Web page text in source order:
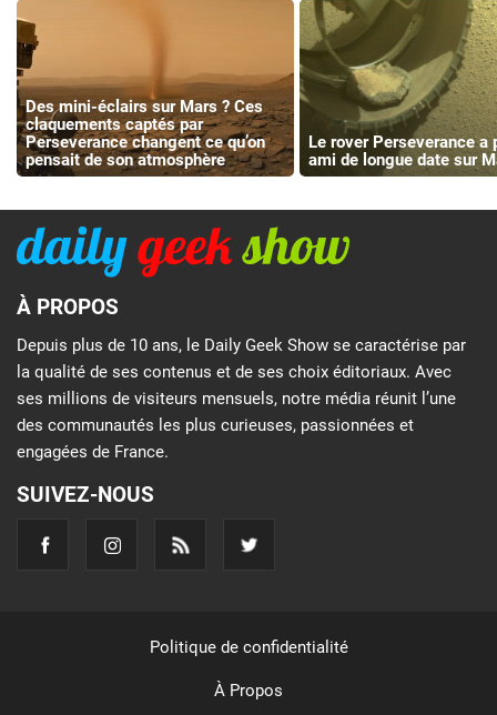
Des mini-éclairs sur Mars ? Ces
claquements captés par
Perseverance changent ce qu’on
pensait de son atmosphère
Le rover Perseverance a
ami de longue date sur
À PROPOS
Depuis plus de 10 ans, le Daily Geek Show se caractérise par
la qualité de ses contenus et de ses choix éditoriaux. Avec
ses millions de visiteurs mensuels, notre média réunit l’une
des communautés les plus curieuses, passionnées et
engagées de France.
SUIVEZ-NOUS
Politique de confidentialité
À Propos